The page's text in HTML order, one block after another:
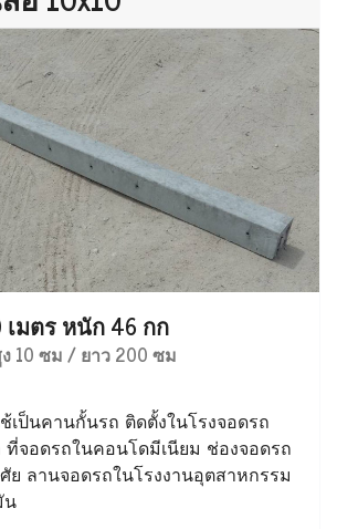
เมตร หนัก 46 กก
10 ซม / ยาว 200 ซม
เป็นคานกั้นรถ ติดตั้งในโรงจอดรถ
จอดรถในคอนโดมีเนียม ช่องจอดรถ
ย ลานจอดรถในโรงงานอุตสาหกรรม
น